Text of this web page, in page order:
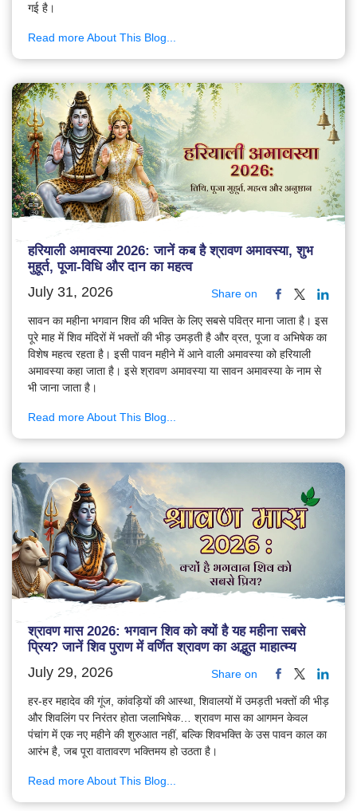
गई है।
Read more About This Blog...
हरियाली अमावस्या 2026: जानें कब है श्रावण अमावस्या, शुभ
मुहूर्त, पूजा-विधि और दान का महत्व
July 31, 2026 Share on
सावन का महीना भगवान शिव की भक्ति के लिए सबसे पवित्र माना जाता है। इस
पूरे माह में शिव मंदिरों में भक्तों की भीड़ उमड़ती है और व्रत, पूजा व अभिषेक का
विशेष महत्व रहता है। इसी पावन महीने में आने वाली अमावस्या को हरियाली
अमावस्या कहा जाता है। इसे श्रावण अमावस्या या सावन अमावस्या के नाम से
भी जाना जाता है।
Read more About This Blog...
श्रावण मास 2026: भगवान शिव को क्यों है यह महीना सबसे
प्रिय? जानें शिव पुराण में वर्णित श्रावण का अद्भुत माहात्म्य
July 29, 2026 Share on
हर-हर महादेव की गूंज, कांवड़ियों की आस्था, शिवालयों में उमड़ती भक्तों की भीड़
और शिवलिंग पर निरंतर होता जलाभिषेक… श्रावण मास का आगमन केवल
पंचांग में एक नए महीने की शुरुआत नहीं, बल्कि शिवभक्ति के उस पावन काल का
आरंभ है, जब पूरा वातावरण भक्तिमय हो उठता है।
Read more About This Blog...